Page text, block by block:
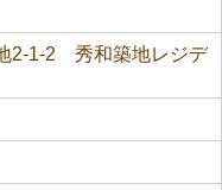
2-1-2 秀和築地レジデ